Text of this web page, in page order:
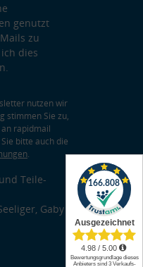
genutzt
zu
dies
nutzen wir
stimmen Sie zu,
rapidmail
bitte auch die
.
Teile-
Gaby